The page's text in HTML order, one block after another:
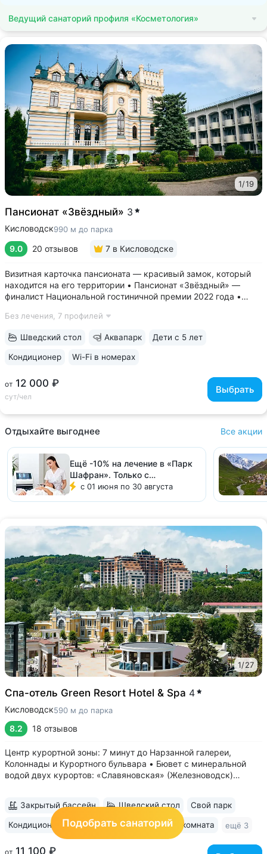
Ведущий санаторий профиля «Косметология»
1/19
Пансионат «Звёздный» 3
Кисловодск990 м до парка
9.0 20 отзывов 7 в Кисловодске
Визитная карточка пансионата — красивый замок, который
находится на его территории • Пансионат «Звёздный» —
финалист Национальной гостиничной премии 2022 года •
на горы и замок • В стоимость проживания включён завтрак
Без лечения, 7 профилей
от 12 000 ₽
сут/чел
Выбрать
Шведский стол Аквапарк Дети с 5 лет
Кондиционер Wi-Fi в номерах
Отдыхайте выгоднее Все акции
Ещё -10% на лечение в «Парк
Шафран». Только с
Курорт26.ру!
с 01 июня по 30 августа
1/27
Спа-отель Green Resort Hotel & Spa 4
Кисловодск590 м до парка
8.2 18 отзывов
Центр курортной зоны: 7 минут до Нарзанной галереи,
Колоннады и Курортного бульвара • Бювет с минеральной
водой двух курортов: «Славяновская» (Железноводск)
и апартаментах — кухня-гостиная...
от 11 100 ₽
Закрытый бассейн Шведский стол Свой парк
Кондиционер Wi-Fi в номерах Детская комната ещё 3
Подобрать санаторий